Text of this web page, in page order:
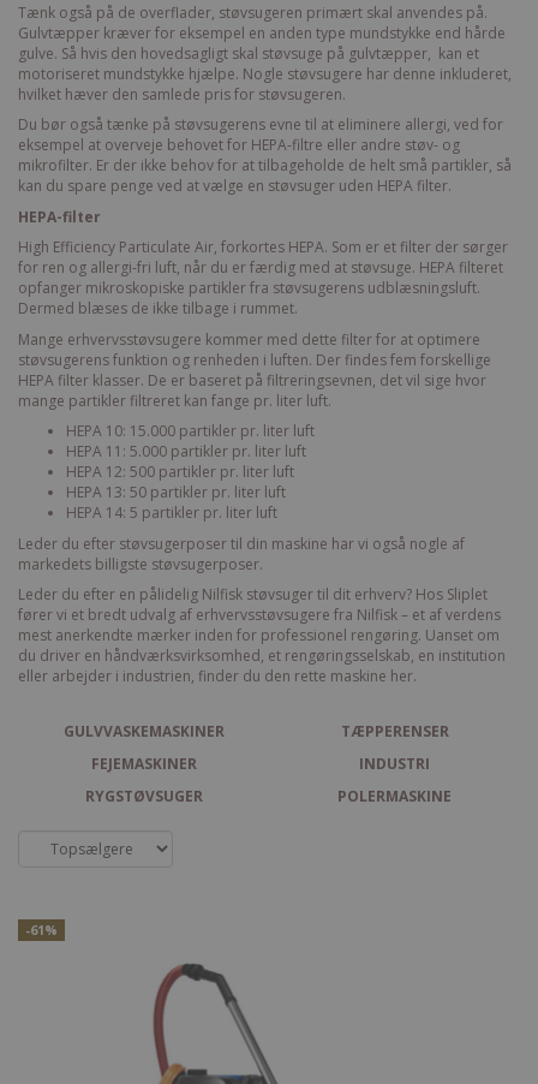
Tænk også på de overflader, støvsugeren primært skal anvendes på.
Gulvtæpper kræver for eksempel en anden type mundstykke end hårde
gulve. Så hvis den hovedsagligt skal støvsuge på gulvtæpper, kan et
motoriseret mundstykke hjælpe. Nogle støvsugere har denne inkluderet,
hvilket hæver den samlede pris for støvsugeren.
Du bør også tænke på støvsugerens evne til at eliminere allergi, ved for
eksempel at overveje behovet for HEPA-filtre eller andre støv- og
mikrofilter. Er der ikke behov for at tilbageholde de helt små partikler, så
kan du spare penge ved at vælge en støvsuger uden HEPA filter.
HEPA-filter
High Efficiency Particulate Air, forkortes HEPA. Som er et filter der sørger
for ren og allergi-fri luft, når du er færdig med at støvsuge. HEPA filteret
opfanger mikroskopiske partikler fra støvsugerens udblæsningsluft.
Dermed blæses de ikke tilbage i rummet.
Mange erhvervsstøvsugere kommer med dette filter for at optimere
støvsugerens funktion og renheden i luften. Der findes fem forskellige
HEPA filter klasser. De er baseret på filtreringsevnen, det vil sige hvor
mange partikler filtreret kan fange pr. liter luft.
HEPA 10: 15.000 partikler pr. liter luft
HEPA 11: 5.000 partikler pr. liter luft
HEPA 12: 500 partikler pr. liter luft
HEPA 13: 50 partikler pr. liter luft
HEPA 14: 5 partikler pr. liter luft
Leder du efter støvsugerposer til din maskine har vi også nogle af
markedets billigste støvsugerposer.
Leder du efter en pålidelig Nilfisk støvsuger til dit erhverv? Hos Sliplet
fører vi et bredt udvalg af erhvervsstøvsugere fra Nilfisk – et af verdens
mest anerkendte mærker inden for professionel rengøring. Uanset om
du driver en håndværksvirksomhed, et rengøringsselskab, en institution
eller arbejder i industrien, finder du den rette maskine her.
GULVVASKEMASKINER
TÆPPERENSER
FEJEMASKINER
INDUSTRI
RYGSTØVSUGER
POLERMASKINE
-61%